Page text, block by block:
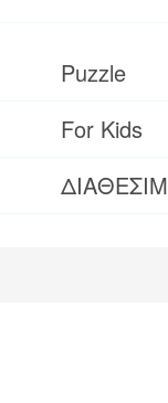
Puzzle
For Kids